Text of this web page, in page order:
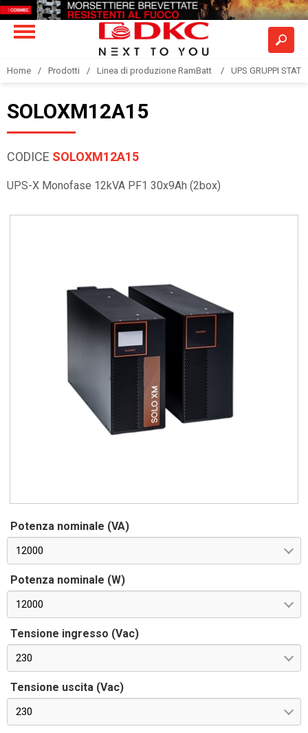
Home Prodotti Linea di produzione RamBatt UPS GRUPPI
SOLOXM12A15
CODICE SOLOXM12A15
UPS-X Monofase 12kVA PF1 30x9Ah (2box)
Potenza nominale (VA)
12000
Potenza nominale (W)
12000
Tensione ingresso (Vac)
230
Tensione uscita (Vac)
230